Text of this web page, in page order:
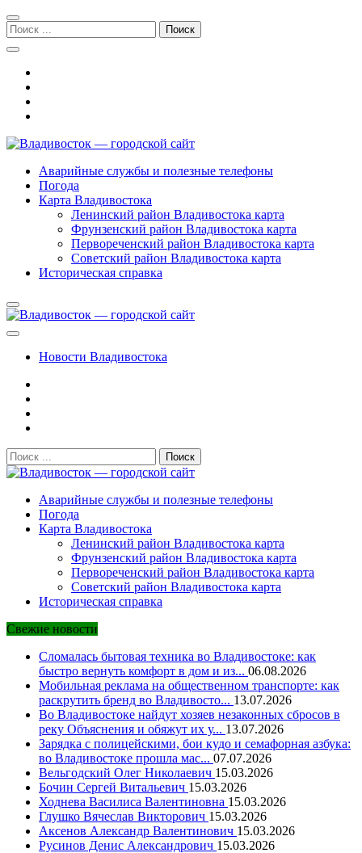
Перейти
к
навигации
Перейти
к
содержимому
Поиск:
Владивосток — городской сайт
Аварийные службы и полезные телефоны
Погода
Карта Владивостока
Ленинский район Владивостока карта
Фрунзенский район Владивостока карта
Первореченский район Владивостока карта
Советский район Владивостока карта
Историческая справка
Новости Владивостока
Поиск:
Владивосток — городской сайт
Аварийные службы и полезные телефоны
Погода
Карта Владивостока
Ленинский район Владивостока карта
Фрунзенский район Владивостока карта
Первореченский район Владивостока карта
Советский район Владивостока карта
Историческая справка
Свежие новости
Сломалась бытовая техника во Владивостоке: как
быстро вернуть комфорт в дом и из... 06.08.2026
Мобильная реклама на общественном транспорте: как
раскрутить бренд во Владивосто... 13.07.2026
Во Владивостоке найдут хозяев незаконных сбросов в
реку Объяснения и обяжут их у... 13.07.2026
Зарядка с полицейскими, бои кудо и семафорная азбука:
во Владивостоке прошла мас... 07.07.2026
Вельгодский Олег Николаевич 15.03.2026
Бочин Сергей Витальевич 15.03.2026
Ходнева Василиса Валентиновна 15.03.2026
Глушко Вячеслав Викторович 15.03.2026
Аксенов Александр Валентинович 15.03.2026
Русинов Денис Александрович 15.03.2026